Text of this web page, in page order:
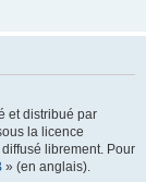
et distribué par
la licence
librement. Pour
» (en anglais).